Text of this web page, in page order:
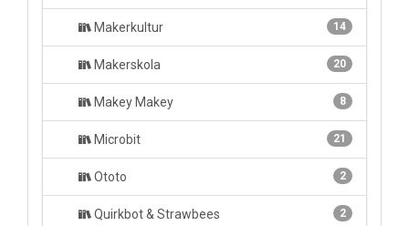
14
Makerkultur
20
Makerskola
8
Makey Makey
21
Microbit
2
Ototo
2
Quirkbot & Strawbees